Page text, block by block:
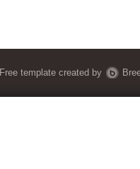
Free template created by